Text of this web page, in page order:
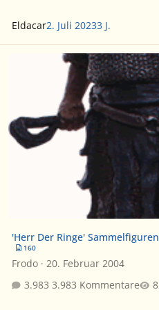
Eldacar2. Juli 20233 J.
'Herr Der Ringe' Sammelfiguren
'Herr Der Ringe' Sammelfiguren
160
Frodo· 20. Februar 2004
3.983 Kommentare